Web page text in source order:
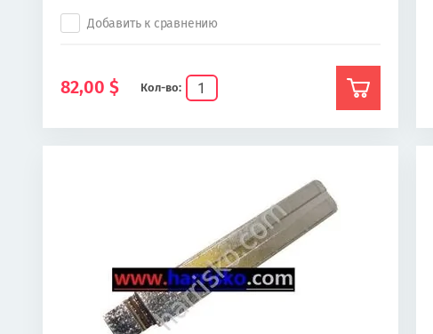
Кол-во:
Добавить к сравнению
82,00 $